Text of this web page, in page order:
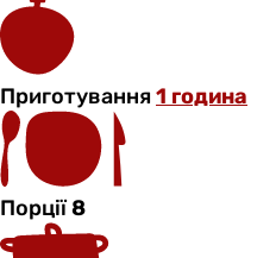
Приготування1 година
Порції8